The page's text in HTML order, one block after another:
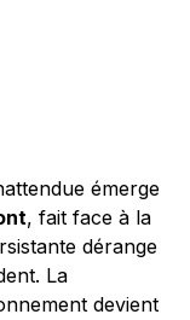
émerge
, fait face à la
dérange
La
devient